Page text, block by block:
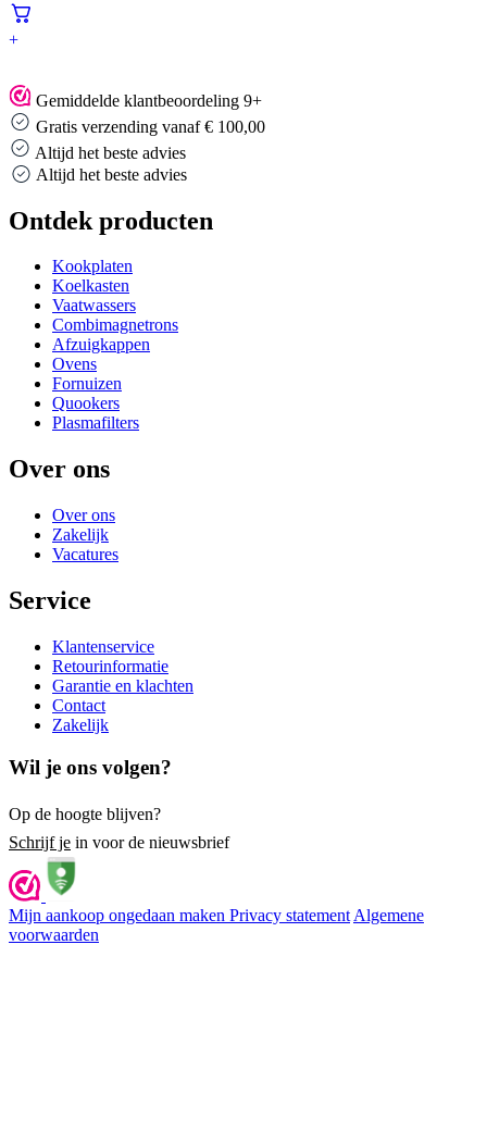
+
Gemiddelde klantbeoordeling 9+
Gratis verzending vanaf € 100,00
Altijd het beste advies
Altijd het beste advies
Ontdek producten
Kookplaten
Koelkasten
Vaatwassers
Combimagnetrons
Afzuigkappen
Ovens
Fornuizen
Quookers
Plasmafilters
Over ons
Over ons
Zakelijk
Vacatures
Service
Klantenservice
Retourinformatie
Garantie en klachten
Contact
Zakelijk
Wil je ons volgen?
Op de hoogte blijven?
Schrijf je in voor de nieuwsbrief
Mijn aankoop ongedaan maken Privacy statement Algemene
voorwaarden